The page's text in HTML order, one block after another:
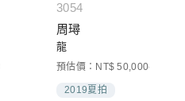
3054
周璕
龍
預估價：NT$ 50,000-
2019夏拍